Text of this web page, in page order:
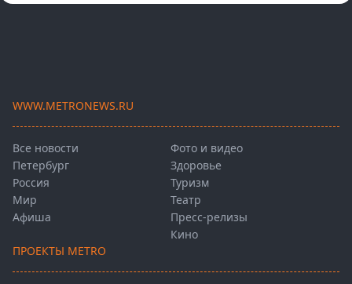
WWW.METRONEWS.RU
Все новости
Петербург
Россия
Мир
Афиша
Фото и видео
Здоровье
Туризм
Театр
Пресс-релизы
Кино
ПРОЕКТЫ METRO